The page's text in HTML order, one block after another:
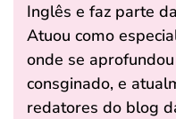
Inglês e faz parte
Atuou como
onde se
consginado, e
redatores do blog